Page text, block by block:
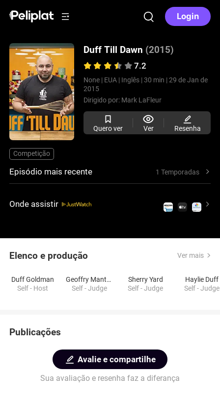
Login
Duff Till Dawn (2015)
7.2
None | EUA | Inglês | 30 min | 29 de Jan de
2015
Dirigido por: Mark LaFleur
Quero ver Ver Resenha
Competição
Episódio mais recente 1 Temporadas
Onde assistir
Elenco e produção Ver mais
Duff Goldman
Self - Host
Geoffry Manthorne
Self - Judge
Sherry Yard
Self - Judge
Haylie Duff
Self - Judge
Publicações
Avalie e compartilhe
Sua avaliação e resenha faz a diferança